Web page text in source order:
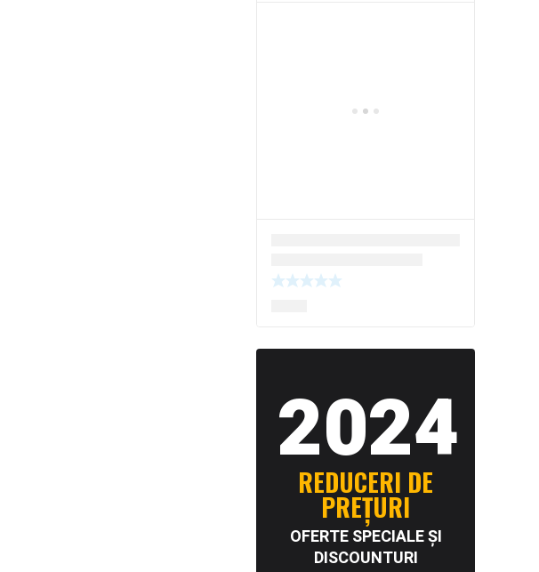
2024
REDUCERI DE
PREȚURI
OFERTE SPECIALE ȘI
DISCOUNTURI